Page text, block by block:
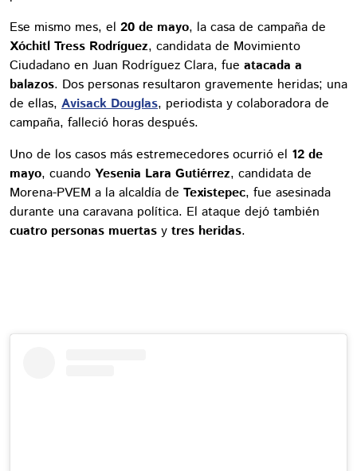
Ese mismo mes, el 20 de mayo, la casa de campaña de
Xóchitl Tress Rodríguez, candidata de Movimiento
Ciudadano en Juan Rodríguez Clara, fue atacada a
balazos. Dos personas resultaron gravemente heridas; una
de ellas, Avisack Douglas, periodista y colaboradora de
campaña, falleció horas después.
Uno de los casos más estremecedores ocurrió el 12 de
mayo, cuando Yesenia Lara Gutiérrez, candidata de
Morena-PVEM a la alcaldía de Texistepec, fue asesinada
durante una caravana política. El ataque dejó también
cuatro personas muertas y tres heridas.